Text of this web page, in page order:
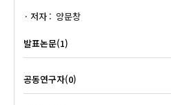
저자 양문창
발표논문(1)
공동연구자(0)